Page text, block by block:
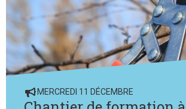
MERCREDI 11 DÉCEMBRE